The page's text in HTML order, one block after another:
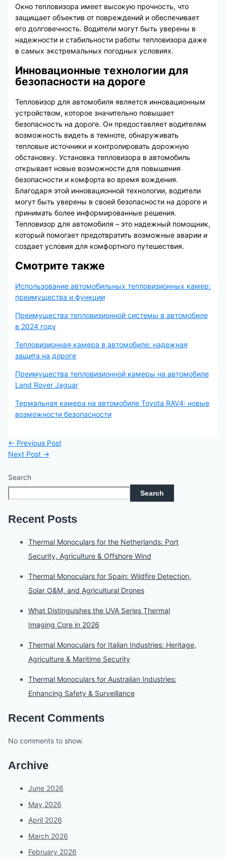
Окно тепловизора имеет высокую прочность, что
защищает объектив от повреждений и обеспечивает
его долговечность. Водители могут быть уверены в
надежности и стабильности работы тепловизора даже
в самых экстремальных погодных условиях.
Инновационные технологии для
безопасности на дороге
Тепловизор для автомобиля является инновационным
устройством, которое значительно повышает
безопасность на дороге. Он предоставляет водителям
возможность видеть в темноте, обнаруживать
тепловые источники и контролировать дорожную
обстановку. Установка тепловизора в автомобиль
открывает новые возможности для повышения
безопасности и комфорта во время вождения.
Благодаря этой инновационной технологии, водители
могут быть уверены в своей безопасности на дороге и
принимать более информированные решения.
Тепловизор для автомобиля – это надежный помощник,
который помогает предотвратить возможные аварии и
создает условия для комфортного путешествия.
Смотрите также
Использование автомобильных тепловизионных камер:
преимущества и функции
Преимущества тепловизионной системы в автомобиле
в 2024 году
Тепловизионная камера в автомобиле: надежная
защита на дороге
Преимущества тепловизионной камеры на автомобиле
Land Rover Jaguar
Термальная камера на автомобиле Toyota RAV4: новые
возможности безопасности
← Previous Post
Next Post →
Search
Search
Recent Posts
Thermal Monoculars for the Netherlands: Port
Security, Agriculture & Offshore Wind
Thermal Monoculars for Spain: Wildfire Detection,
Solar O&M, and Agricultural Drones
What Distinguishes the UVA Series Thermal
Imaging Core in 2026
Thermal Monoculars for Italian Industries: Heritage,
Agriculture & Maritime Security
Thermal Monoculars for Australian Industries:
Enhancing Safety & Surveillance
Recent Comments
No comments to show.
Archive
June 2026
May 2026
April 2026
March 2026
February 2026